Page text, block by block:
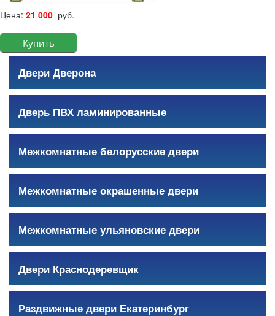
Цена: 21 000 руб.
Двери Дверона
Дверь ПВХ ламинированные
Межкомнатные белорусские двери
Межкомнатные окрашенные двери
Межкомнатные ульяновские двери
Двери Краснодеревщик
Раздвижные двери Екатеринбург